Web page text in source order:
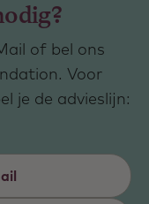
of bel ons
Voor
je de advieslijn: